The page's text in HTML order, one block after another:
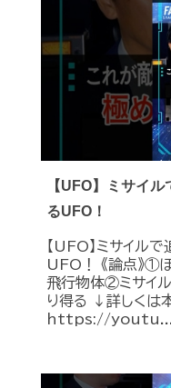
【UFO】ミサイ
るUFO！
【UFO】ミサイル
UFO！ 《論点》①
飛行物体②ミサイ
り得る ↓詳しくは
https://youtu...